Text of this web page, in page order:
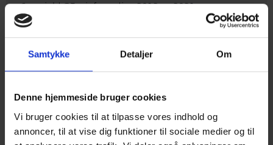
Samtykke Detaljer Om
Denne hjemmeside bruger cookies
Vi bruger cookies til at tilpasse vores indhold og
annoncer, til at vise dig funktioner til sociale medier og til
Copyright ©Træinformation 2012 og 2021
ISBN nr.: 978-87-90856-29-8
denne er forbeholdt virksomheder, der er medlem af
Træinformation.